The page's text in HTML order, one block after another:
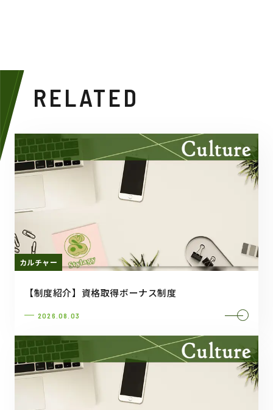
RELATED
カルチャー
【制度紹介】資格取得ボーナス制度
2026.08.03